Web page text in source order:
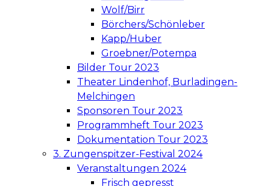
Wolf/Birr
Börchers/Schönleber
Kapp/Huber
Groebner/Potempa
Bilder Tour 2023
Theater Lindenhof, Burladingen-
Melchingen
Sponsoren Tour 2023
Programmheft Tour 2023
Dokumentation Tour 2023
3. Zungenspitzer-Festival 2024
Veranstaltungen 2024
Frisch gepresst